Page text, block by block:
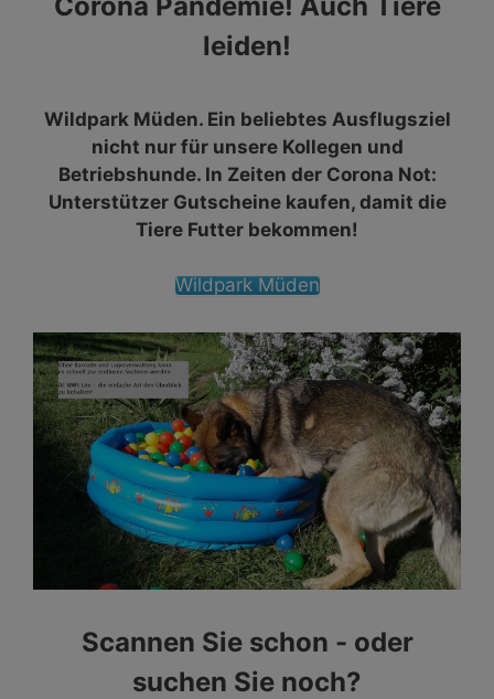
leiden!
Wildpark Müden. Ein beliebtes Ausflugsziel
nicht nur für unsere Kollegen und
Betriebshunde. In Zeiten der Corona Not:
Unterstützer Gutscheine kaufen, damit die
Tiere Futter bekommen!
Wildpark Müden
Scannen Sie schon - oder
suchen Sie noch?